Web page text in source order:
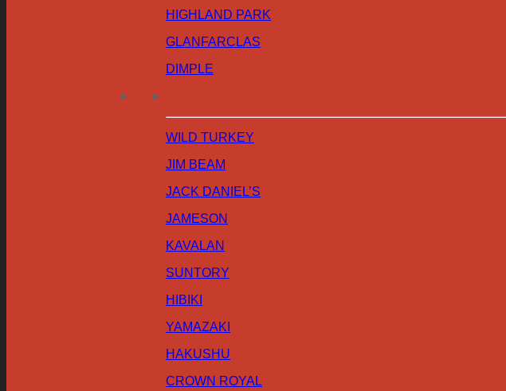
HIGHLAND PARK
GLANFARCLAS
DIMPLE
WILD TURKEY
JIM BEAM
JACK DANIEL’S
JAMESON
KAVALAN
SUNTORY
HIBIKI
YAMAZAKI
HAKUSHU
CROWN ROYAL